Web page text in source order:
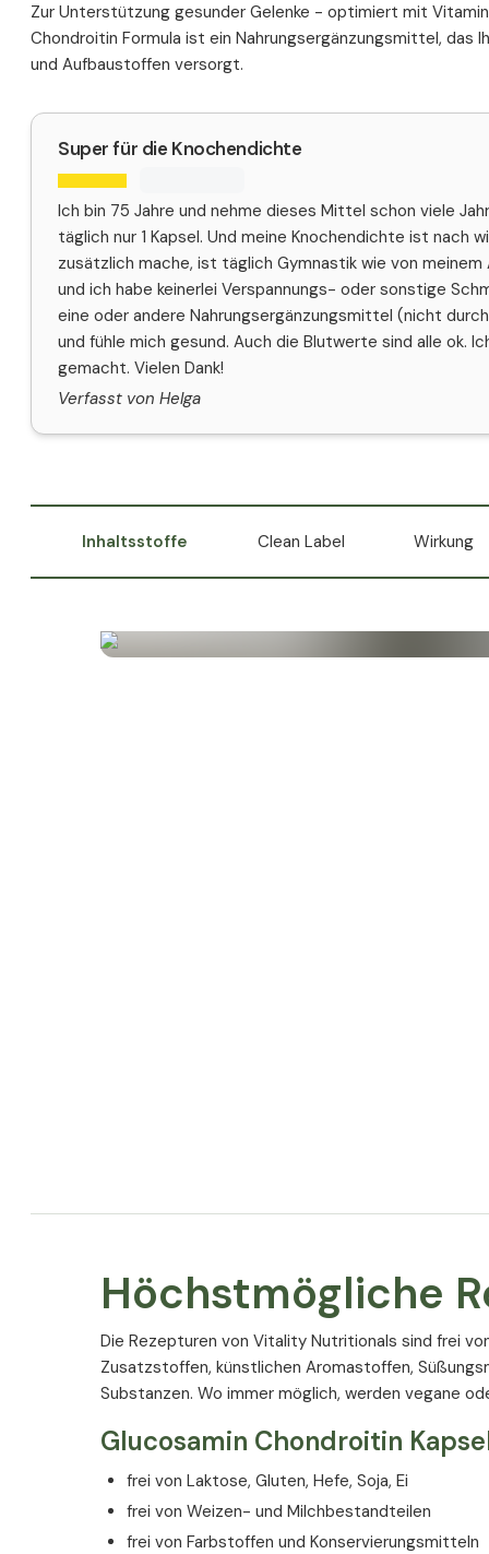
Zur Unterstützung gesunder Gelenke - optimiert mit Vitamin
Chondroitin Formula ist ein Nahrungsergänzungsmittel, das
und Aufbaustoffen versorgt.
Super für die Knochendichte
Ich bin 75 Jahre und nehme dieses Mittel schon viele
täglich nur 1 Kapsel. Und meine Knochendichte ist nach
zusätzlich mache, ist täglich Gymnastik wie von
und ich habe keinerlei Verspannungs- oder sonstige
eine oder andere Nahrungsergänzungsmittel (nicht
und fühle mich gesund. Auch die Blutwerte sind alle ok.
gemacht. Vielen Dank!
Verfasst von Helga
Inhaltsstoffe Clean Label Wirkung
Zutaten
Höchstmögliche
Die Rezepturen von Vitality Nutritionals sind frei
Zusatzstoffen, künstlichen Aromastoffen,
Substanzen. Wo immer möglich, werden vegane
Glucosamin Chondroitin
frei von Laktose, Gluten, Hefe, Soja, Ei
frei von Weizen- und Milchbestandteilen
frei von Farbstoffen und Konservierungsmitteln